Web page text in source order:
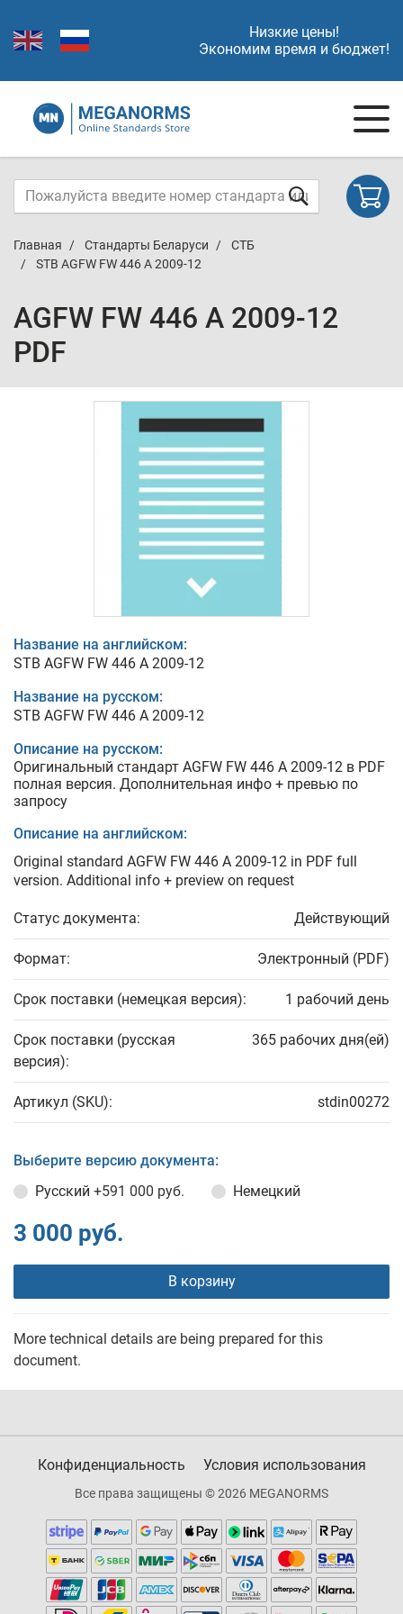
Низкие цены!
Экономим время и бюджет!
Главная Стандарты Беларуси
СТБ
STB AGFW FW 446 A 2009-12
AGFW FW 446 A 2009-12
PDF
Название на английском:
STB AGFW FW 446 A 2009-12
Название на русском:
STB AGFW FW 446 A 2009-12
Описание на русском:
Оригинальный стандарт AGFW FW 446 A 2009-12 в PDF
полная версия. Дополнительная инфо + превью по
запросу
Описание на английском:
Original standard AGFW FW 446 A 2009-12 in PDF full
version. Additional info + preview on request
Статус документа: Действующий
Формат: Электронный (PDF)
Срок поставки (немецкая версия): 1 рабочий день
Срок поставки (русская
версия):
365 рабочих дня(ей)
Артикул (SKU): stdin00272
Выберите версию документа:
Русский +591 000 руб. Немецкий
3 000 руб.
В корзину
More technical details are being prepared for this
document.
Конфиденциальность Условия использования
Все права защищены © 2026 MEGANORMS